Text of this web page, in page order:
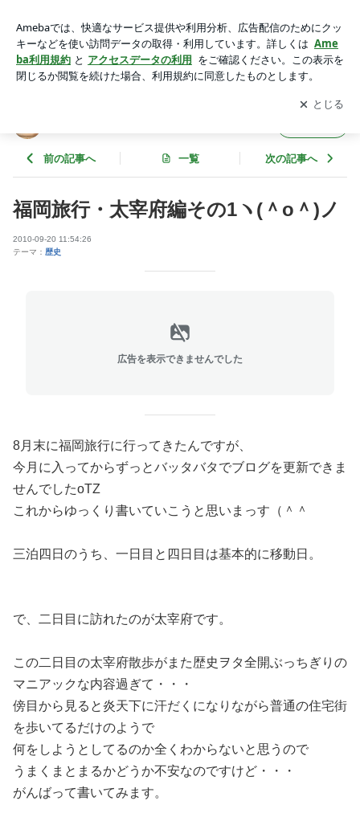
アプリをダウンロードして ブログの更新通知
を受け取りまし
ょう。
開く
前の記事へ 一覧 次の記事へ
福岡旅行・太宰府編その1ヽ(＾o＾)ノ
2010-09-20 11:54:26
テーマ： 歴史
広告を表示できませんでした
8月末に福岡旅行に行ってきたんですが、
今月に入ってからずっとバッタバタでブログを更新できま
せんでしたoTZ
これからゆっくり書いていこうと思いまっす（＾＾ゞ
三泊四日のうち、一日目と四日目は基本的に移動日。
で、二日目に訪れたのが太宰府です。
この二日目の太宰府散歩がまた歴史ヲタ全開ぶっちぎりの
マニアックな内容過ぎて・・・
傍目から見ると炎天下に汗だくになりながら普通の住宅街
を歩いてるだけのようで
何をしようとしてるのか全くわからないと思うので
うまくまとまるかどうか不安なのですけど・・・
がんばって書いてみます。